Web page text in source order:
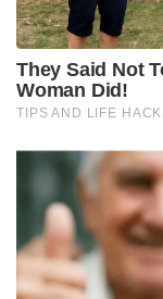
They Said Not
Woman Did!
TIPS AND LIFE